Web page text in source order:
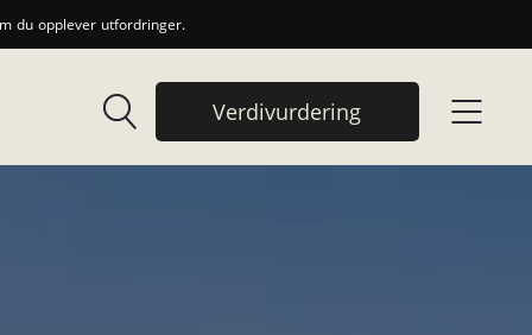
du opplever utfordringer.
Verdivurdering